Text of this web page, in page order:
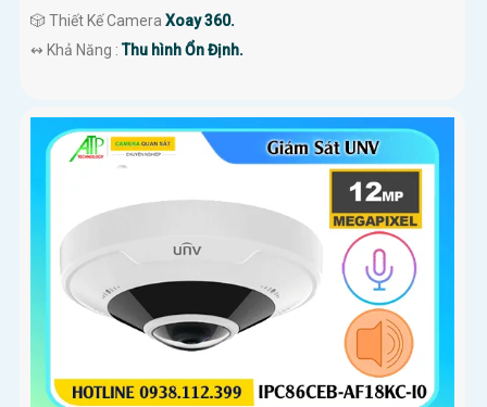
🎲 Thiết Kế Camera Xoay 360.
️↭ Khả Năng :Thu hình Ổn Định.